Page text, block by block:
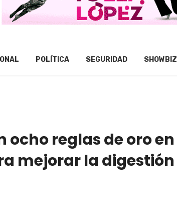
POLÍTICA SEGURIDAD SHOWBIZ
ocho reglas de oro en
mejorar la digestión